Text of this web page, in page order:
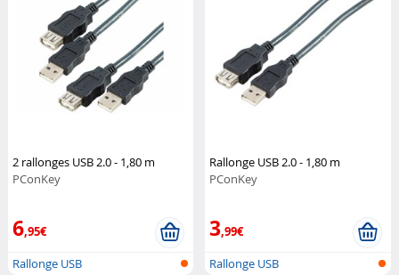
2 rallonges USB 2.0 - 1,80 m
PConKey
6,95€
Rallonge USB
Rallonge USB 2.0 - 1,80 m
PConKey
3,99€
Rallonge USB